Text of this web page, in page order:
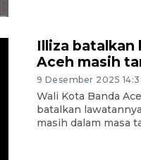
Illiza batalkan
Aceh masih
9 Desember 2025
Wali Kota Banda
batalkan
masih dalam masa